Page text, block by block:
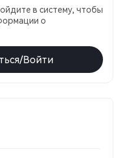
в систему, чтобы
о
Войти